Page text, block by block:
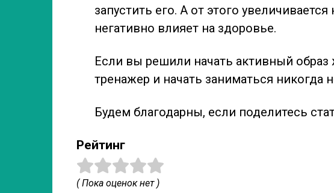
запустить его. А от этого увеличивается
негативно влияет на здоровье.
Если вы решили начать активный образ
тренажер и начать заниматься никогда
Будем благодарны, если поделитесь
Рейтинг
( Пока оценок нет )